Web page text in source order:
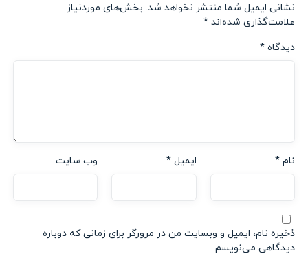
نشانی ایمیل شما منتشر نخواهد شد. بخش‌های موردنیاز
علامت‌گذاری شده‌اند *
دیدگاه *
نام * ایمیل* وب‌ سایت
ذخیره نام، ایمیل و وبسایت من در مرورگر برای زمانی که دوباره
دیدگاهی می‌نویسم.